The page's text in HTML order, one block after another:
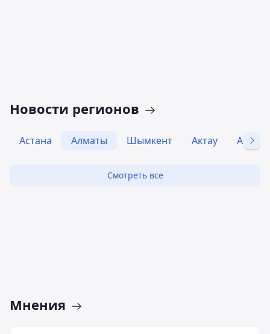
Новости регионов
Астана Алматы Шымкент Актау Актобе
Смотреть все
Мнения